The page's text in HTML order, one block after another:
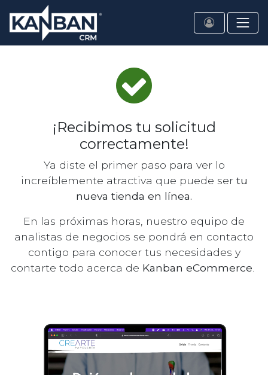
¡Recibimos tu solicitud
correctamente!
Ya diste el primer paso para ver lo
increíblemente atractiva que puede ser tu
nueva tienda en línea.
En las próximas horas, nuestro equipo de
analistas de negocios se pondrá en contacto
contigo para conocer tus necesidades y
contarte todo acerca de Kanban eCommerce